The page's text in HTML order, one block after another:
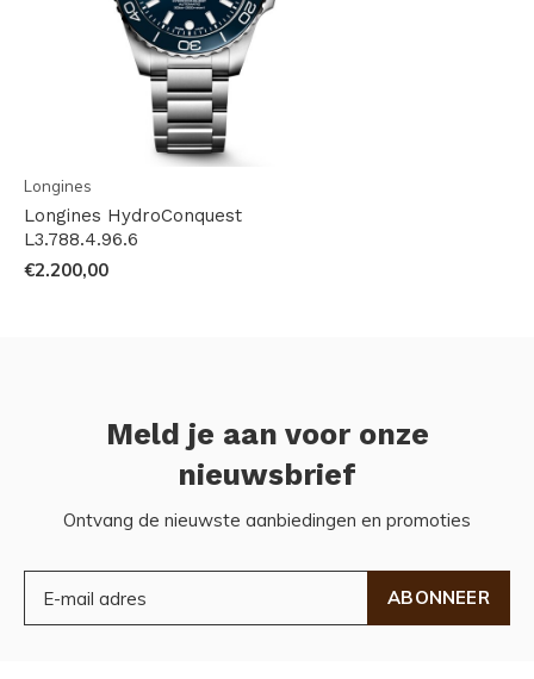
Longines
Longines HydroConquest
L3.788.4.96.6
€2.200,00
Meld je aan voor onze
nieuwsbrief
Ontvang de nieuwste aanbiedingen en promoties
ABONNEER